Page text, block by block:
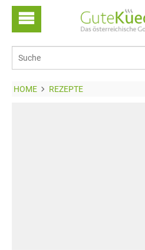
HOME REZEPTE